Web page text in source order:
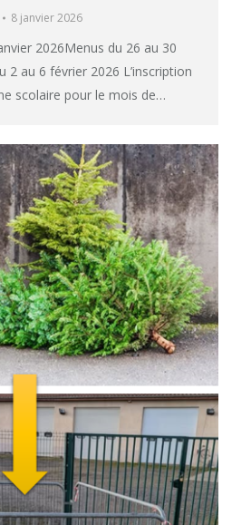
8 janvier 2026
2026Menus du 26 au 30
2 au 6 février 2026 L’inscription
scolaire pour le mois de…